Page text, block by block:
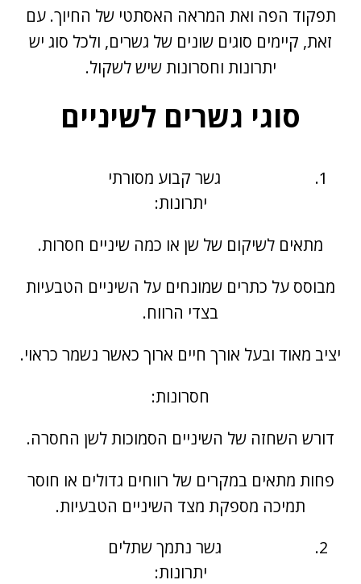
תפקוד הפה ואת המראה האסתטי של החיוך. עם
זאת, קיימים סוגים שונים של גשרים, ולכל סוג יש
יתרונות וחסרונות שיש לשקול.
סוגי גשרים לשיניים
גשר קבוע מסורתי
יתרונות:
מתאים לשיקום של שן או כמה שיניים חסרות.
מבוסס על כתרים שמונחים על השיניים הטבעיות
בצדי הרווח.
יציב מאוד ובעל אורך חיים ארוך כאשר נשמר כראוי.
חסרונות:
דורש השחזה של השיניים הסמוכות לשן החסרה.
פחות מתאים במקרים של רווחים גדולים או חוסר
תמיכה מספקת מצד השיניים הטבעיות.
גשר נתמך שתלים
יתרונות: